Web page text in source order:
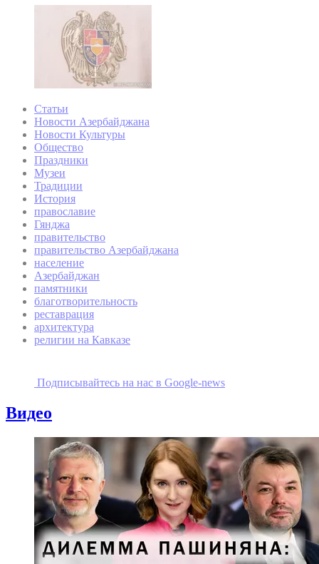
Статьи
Новости Азербайджана
Новости Культуры
Общество
Праздники
Музеи
Традиции
История
православие
Гянджа
правительство
правительство Азербайджана
население
Азербайджан
памятники
благотворительность
реставрация
архитектура
религии на Кавказе
Подписывайтесь на наc в Google-news
Видео